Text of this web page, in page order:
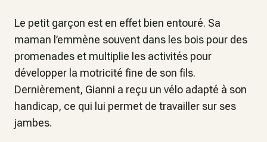
Le petit garçon est en effet bien entouré. Sa
maman l’emmène souvent dans les bois pour des
promenades et multiplie les activités pour
développer la motricité fine de son fils.
Dernièrement, Gianni a reçu un vélo adapté à son
handicap, ce qui lui permet de travailler sur ses
jambes.